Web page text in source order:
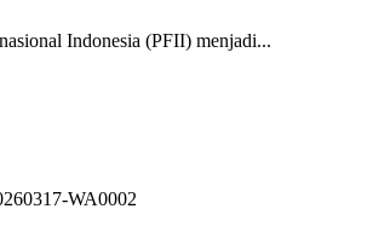
Indonesia (PFII) menjadi...